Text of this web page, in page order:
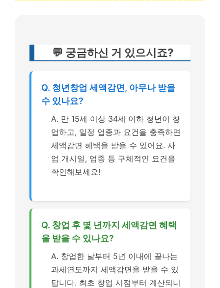
💬 궁금하신 거 있으시죠?
Q. 청년창업 세액감면, 아무나 받을
수 있나요?
A. 만 15세 이상 34세 이하 청년이 창
업하고, 일정 업종과 요건을 충족하면
세액감면 혜택을 받을 수 있어요. 사
업 개시일, 업종 등 구체적인 요건을
확인해보세요!
Q. 창업 후 몇 년까지 세액감면 혜택
을 받을 수 있나요?
A. 창업한 날부터 5년 이내에 끝나는
과세연도까지 세액감면을 받을 수 있
답니다. 최초 창업 시점부터 계산되니